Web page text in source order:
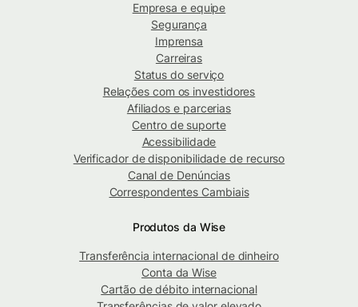
Empresa e equipe
Segurança
Imprensa
Carreiras
Status do serviço
Relações com os investidores
Afiliados e parcerias
Centro de suporte
Acessibilidade
Verificador de disponibilidade de recurso
Canal de Denúncias
Correspondentes Cambiais
Produtos da Wise
Transferência internacional de dinheiro
Conta da Wise
Cartão de débito internacional